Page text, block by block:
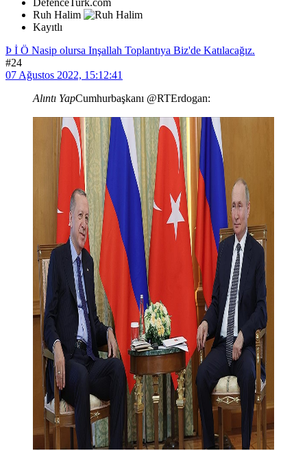
Ruh Halim
Kayıtlı
Þ İ Ö Nasip olursa Inşallah Toplantıya Biz'de Katılacağız.
#24
07 Ağustos 2022, 15:12:41
Alıntı YapCumhurbaşkanı @RTErdogan: